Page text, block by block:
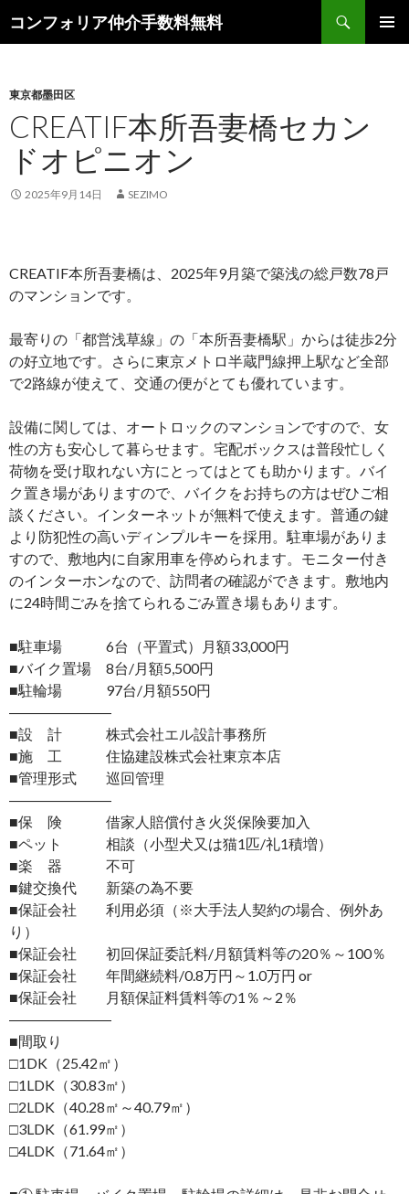
コンフォリア仲介手数料無料
索
ン
ツ
へ
ス
キ
ッ
東京都墨田区
CREATIF本所吾妻橋セカン
ドオピニオン
2025年9月14日 SEZIMO
CREATIF本所吾妻橋は、2025年9月築で築浅の総戸数78戸
のマンションです。
最寄りの「都営浅草線」の「本所吾妻橋駅」からは徒歩2分
の好立地です。さらに東京メトロ半蔵門線押上駅など全部
で2路線が使えて、交通の便がとても優れています。
設備に関しては、オートロックのマンションですので、女
性の方も安心して暮らせます。宅配ボックスは普段忙しく
荷物を受け取れない方にとってはとても助かります。バイ
ク置き場がありますので、バイクをお持ちの方はぜひご相
談ください。インターネットが無料で使えます。普通の鍵
より防犯性の高いディンプルキーを採用。駐車場がありま
すので、敷地内に自家用車を停められます。モニター付き
のインターホンなので、訪問者の確認ができます。敷地内
に24時間ごみを捨てられるごみ置き場もあります。
■駐車場 6台（平置式）月額33,000円
■バイク置場 8台/月額5,500円
■駐輪場 97台/月額550円
―――――――
■設 計 株式会社エル設計事務所
■施 工 住協建設株式会社東京本店
■管理形式 巡回管理
―――――――
■保 険 借家人賠償付き火災保険要加入
■ペット 相談（小型犬又は猫1匹/礼1積増）
■楽 器 不可
■鍵交換代 新築の為不要
■保証会社 利用必須（※大手法人契約の場合、例外あ
り）
■保証会社 初回保証委託料/月額賃料等の20％～100％
■保証会社 年間継続料/0.8万円～1.0万円 or
■保証会社 月額保証料賃料等の1％～2％
―――――――
■間取り
□1DK（25.42㎡）
□1LDK（30.83㎡）
□2LDK（40.28㎡～40.79㎡）
□3LDK（61.99㎡）
□4LDK（71.64㎡）